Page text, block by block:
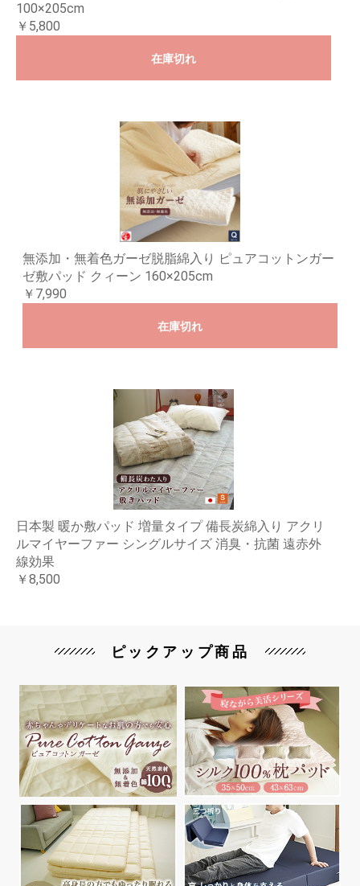
100×205cm
￥5,800
在庫切れ
無添加・無着色ガーゼ脱脂綿入り ピュアコットンガー
ゼ敷パッド クィーン 160×205cm
￥7,990
在庫切れ
日本製 暖か敷パッド 増量タイプ 備長炭綿入り アクリ
ルマイヤーファー シングルサイズ 消臭・抗菌 遠赤外
線効果
￥8,500
ピックアップ商品